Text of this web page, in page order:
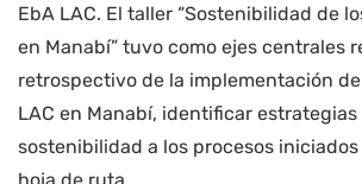
EbA LAC. El taller “Sostenibilidad de
en Manabí” tuvo como ejes centrales
retrospectivo de la implementación
LAC en Manabí, identificar
sostenibilidad a los procesos
hoja de ruta...